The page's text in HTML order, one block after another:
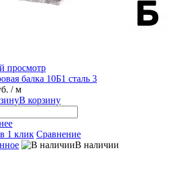
просмотр
балка 10Б1 сталь 3
/ м
В корзину
1 клик Сравнение
В наличии